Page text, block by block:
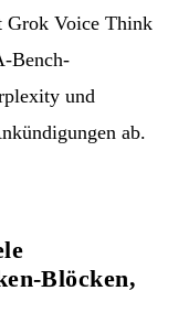
Grok Voice Think
Bench-
und
ab.
Blöcken,